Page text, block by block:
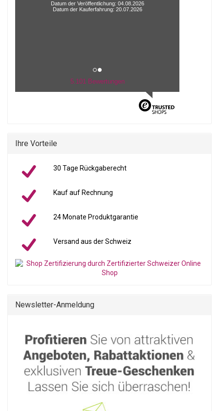
Datum der Veröffentlichung: 04.08.2026
Datum der Kauferfahrung: 20.07.2026
5.101 Bewertungen
Ihre Vorteile
30 Tage Rückgaberecht
Kauf auf Rechnung
24 Monate Produktgarantie
Versand aus der Schweiz
Newsletter-Anmeldung